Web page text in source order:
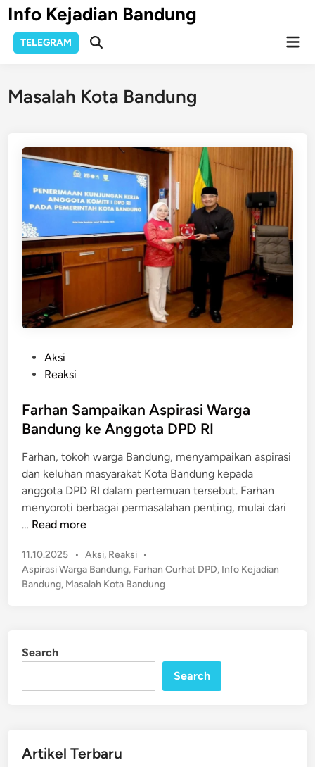
Skip
to
content
Info Kejadian Bandung
TELEGRAM
Open
Masalah Kota Bandung
t
e
i
n
Aksi
Reaksi
Farhan Sampaikan Aspirasi Warga
Bandung ke Anggota DPD RI
Farhan, tokoh warga Bandung, menyampaikan aspirasi
dan keluhan masyarakat Kota Bandung kepada
anggota DPD RI dalam pertemuan tersebut. Farhan
menyoroti berbagai permasalahan penting, mulai dari
… F
r
h
a
m
a
n
Read more
11.10.2025 • P
o
s
Aksi, Reaksi •
Aspirasi Warga Bandung, Farhan Curhat DPD, Info Kejadian
Bandung, Masalah Kota Bandung
Search
Search
Artikel Terbaru